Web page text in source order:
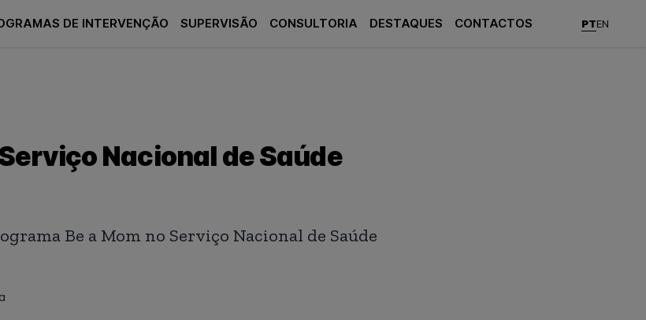
DE INTERVENÇÃO SUPERVISÃO CONSULTORIA DESTAQUES CONTACTOS PTEN
Nacional de Saúde
Be a Mom no Serviço Nacional de Saúde